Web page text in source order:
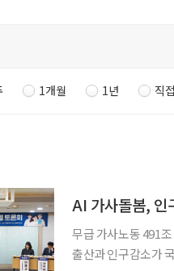
1개월 1년 직
AI 가사돌봄, 인
무급 가사노동 491조
출산과 인구감소가